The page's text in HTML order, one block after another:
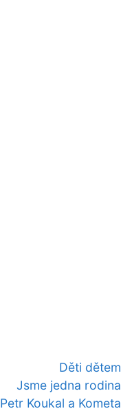
Děti dětem
Jsme jedna rodina
Petr Koukal a Kometa